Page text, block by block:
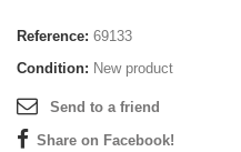
Reference: 69133
Condition: New product
Send to a friend
Share on Facebook!